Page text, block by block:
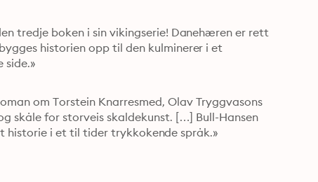
tredje boken i sin vikingserie! Danehæren er rett
historien opp til den kulminerer i et
side.»
om Torstein Knarresmed, Olav Tryggvasons
skåle for storveis skaldekunst. […] Bull-Hansen
historie i et til tider trykkokende språk.»